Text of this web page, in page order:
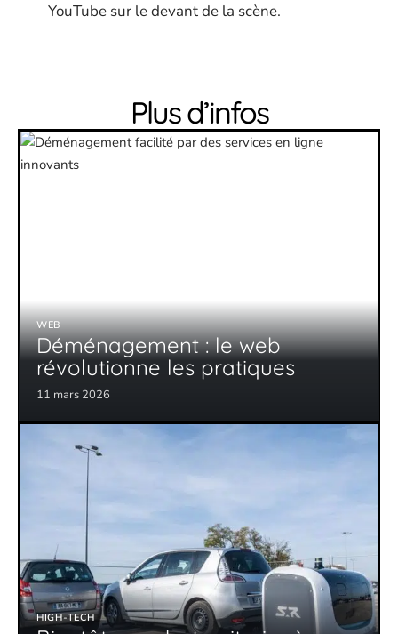
YouTube sur le devant de la scène.
Plus d’infos
WEB
Déménagement : le web
révolutionne les pratiques
11 mars 2026
HIGH-TECH